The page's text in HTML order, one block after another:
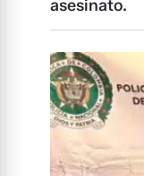
asesinato.